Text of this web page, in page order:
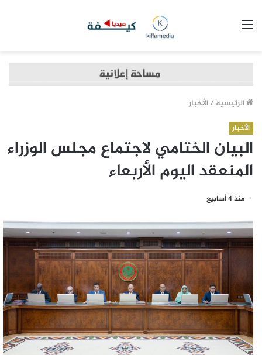
الرئيسية /الأخبار
الأخبار
البيان الختامي لاجتماع مجلس الوزراء
المنعقد اليوم الأربعاء
منذ 4 أسابيع